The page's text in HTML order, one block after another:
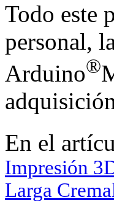
Todo este
personal,
Arduino®
En el
Impresión
Larga